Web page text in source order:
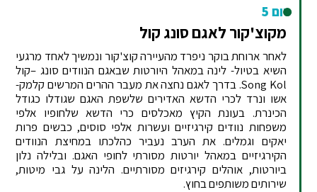
יום 5
מקוצ'קור לאגם סונג קול
לאחר ארוחת בוקר ניפרד מהעיירה קוצ'קור ונמשיך לאחד מרגעי
השיא בטיול- לינה במאהל היורטות שבאגם הנוודים סונג –קול
Song Kol. בדרך לאגם נחצה את מעבר ההרים המרשים קלמק-
אשו ונרד לכרי הדשא האדירים שלשפת האגם שגודלו כגודל
הכינרת. בעונת הקיץ מאכלסים כרי הדשא שלחופיו אלפי
משפחות נוודים קירגיזיים ועשרות אלפי סוסים, כבשים פרות
יאקים וגמלים. את הערב נעביר כהלכתו במחיצת הנוודים
הקירגיזיים במאהל יורטות מסורתי לחופי האגם. ובלילה נלון
ביורטות, אוהלים קירגיזים מסורתיים. הלינה על גבי מיטות,
שירותים משותפים בחוץ.